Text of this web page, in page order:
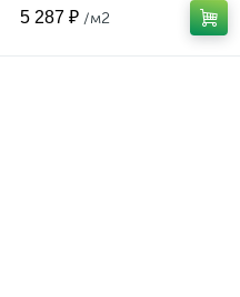
5 287 ₽ /м2